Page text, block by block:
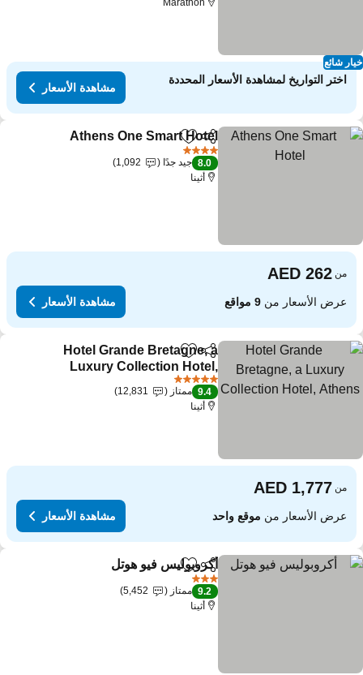
شائع
Marathon
اختر التواريخ لمشاهدة الأسعار المحددة
مشاهدة الأسعار
مشاركةAdd to favorites
Athens One Smart Hotel
8.0 جيد جدًا
1,092
أثينا
من
عرض الأسعار من9 مواقع مشاهدة الأسعار
مشاركةAdd to favorites
Hotel Grande Bretagne, a
Luxury Collection Hotel,
Athens
مشاهدة الأسعار
5 عدد النجوم
9.4 ممتاز
12,831
أثينا
من
عرض الأسعار منموقع واحد مشاهدة الأسعار
مشاركةAdd to favorites
أكروبوليس فيو هوتل
9.2 ممتاز
5,452
أثينا